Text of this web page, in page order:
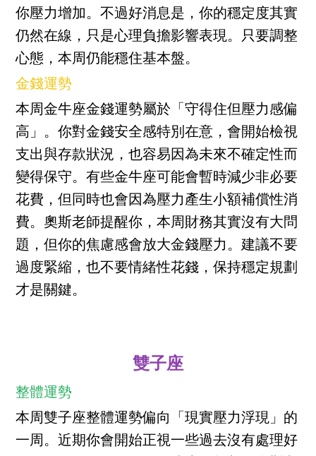
你壓力增加。不過好消息是，你的穩定度其實
仍然在線，只是心理負擔影響表現。只要調整
心態，本周仍能穩住基本盤。
金錢運勢
本周金牛座金錢運勢屬於「守得住但壓力感偏
高」。你對金錢安全感特別在意，會開始檢視
支出與存款狀況，也容易因為未來不確定性而
變得保守。有些金牛座可能會暫時減少非必要
花費，但同時也會因為壓力產生小額補償性消
費。奧斯老師提醒你，本周財務其實沒有大問
題，但你的焦慮感會放大金錢壓力。建議不要
過度緊縮，也不要情緒性花錢，保持穩定規劃
才是關鍵。
雙子座
整體運勢
本周雙子座整體運勢偏向「現實壓力浮現」的
一周。近期你會開始正視一些過去沒有處理好